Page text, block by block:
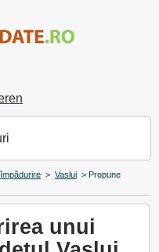
> Vaslui > Propune
unui